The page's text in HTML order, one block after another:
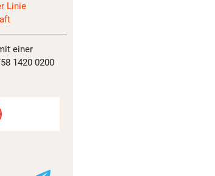
Linie
einer
1420 0200